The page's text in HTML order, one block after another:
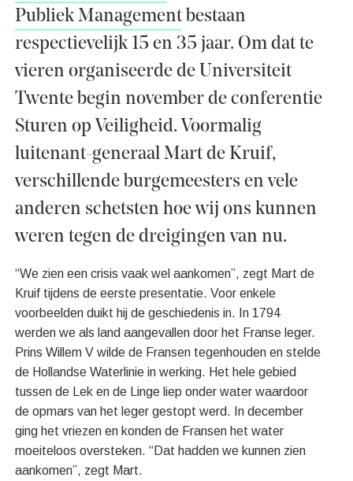
Publiek Managementbestaan
respectievelijk 15 en 35 jaar. Om dat te
vieren organiseerde de Universiteit
Twente begin november de conferentie
Sturen op Veiligheid. Voormalig
luitenant-generaal Mart de Kruif,
verschillende burgemeesters en vele
anderen schetsten hoe wij ons kunnen
weren tegen de dreigingen van nu.
“We zien een crisis vaak wel aankomen”, zegt Mart de
Kruif tijdens de eerste presentatie. Voor enkele
voorbeelden duikt hij de geschiedenis in. In 1794
werden we als land aangevallen door het Franse leger.
Prins Willem V wilde de Fransen tegenhouden en stelde
de Hollandse Waterlinie in werking. Het hele gebied
tussen de Lek en de Linge liep onder water waardoor
de opmars van het leger gestopt werd. In december
ging het vriezen en konden de Fransen het water
moeiteloos oversteken. “Dat hadden we kunnen zien
aankomen”, zegt Mart.